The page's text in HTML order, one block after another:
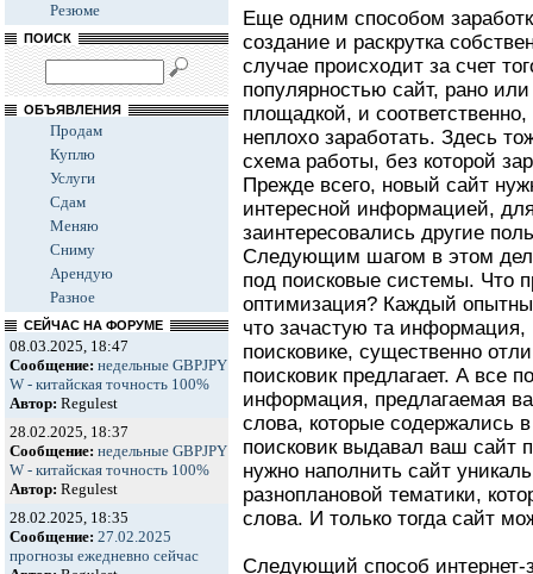
Резюме
ПОИСК
ОБЪЯВЛЕНИЯ
Продам
Куплю
Услуги
Сдам
Меняю
Сниму
Арендую
Разное
СЕЙЧАС НА ФОРУМЕ
08.03.2025, 18:47
Сообщение: недельные GBPJPY
W - китайская точность 100%
Автор: Regulest
28.02.2025, 18:37
Сообщение: недельные GBPJPY
W - китайская точность 100%
Автор: Regulest
28.02.2025, 18:35
Сообщение: 27.02.2025
прогнозы ежедневно сейчас
Еще одним способом
создание и раскрутка
случае происходит за счет
популярностью сайт, рано
площадкой, и
неплохо заработать. Здесь
схема работы, без которой
Прежде всего, новый сайт
интересной информацией,
заинтересовались другие
Следующим шагом в этом
под поисковые системы. Что
оптимизация? Каждый
что зачастую та
поисковике, существенно
поисковик предлагает. А все
информация, предлагаемая
слова, которые содержались
поисковик выдавал ваш сайт
нужно наполнить сайт
разноплановой тематики,
слова. И только тогда сайт
Следующий способ интернет-